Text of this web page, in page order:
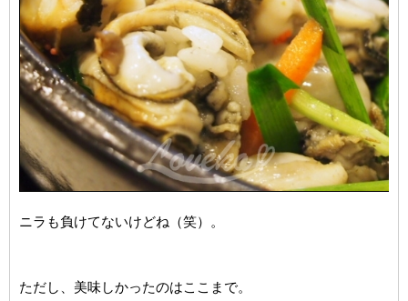
ニラも負けてないけどね（笑）。
ただし、美味しかったのはここまで。